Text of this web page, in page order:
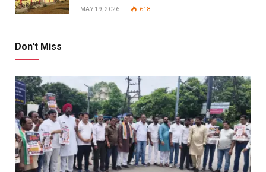
MAY 19, 2026 618
Don't Miss